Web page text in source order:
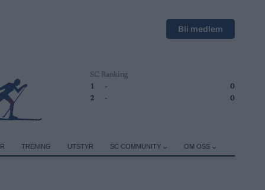
Bli medlem
SC Ranking
1
-
0
2
- 0
TRENING UTSTYR SC COMMUNITY OM OSS